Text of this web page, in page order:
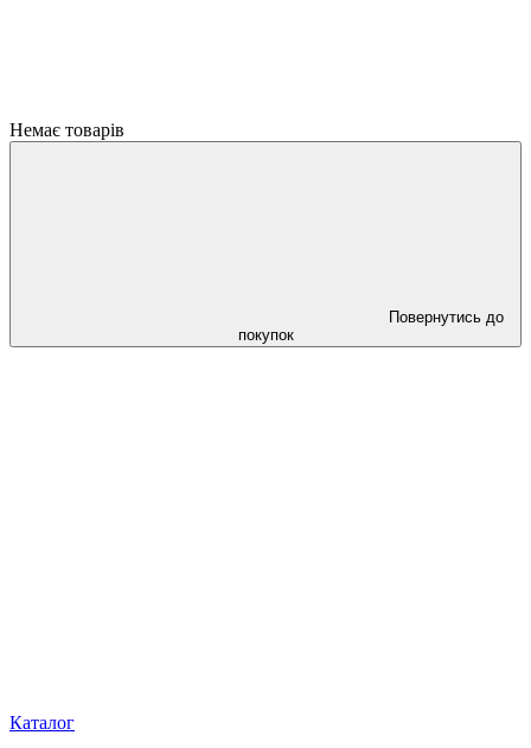
Немає товарів
Повернутись до
покупок
Каталог